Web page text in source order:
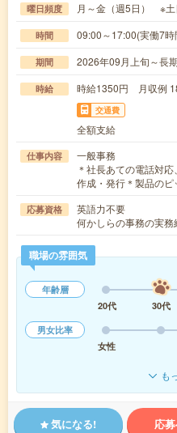
曜日頻度 月～金（週5日） ※土
時間 09:00～17:00(実働7
期間 2026年09月上旬～長
時給 時給1350円 月収例
交通費
全額支給
仕事内容
一般事務
＊社長あての電話対
作成・発行＊製品の
応募資格
英語力不要
何かしらの事務の実
職場の雰囲気
年齢層
20代
30代
男女比率
女性
も
気になる! 応